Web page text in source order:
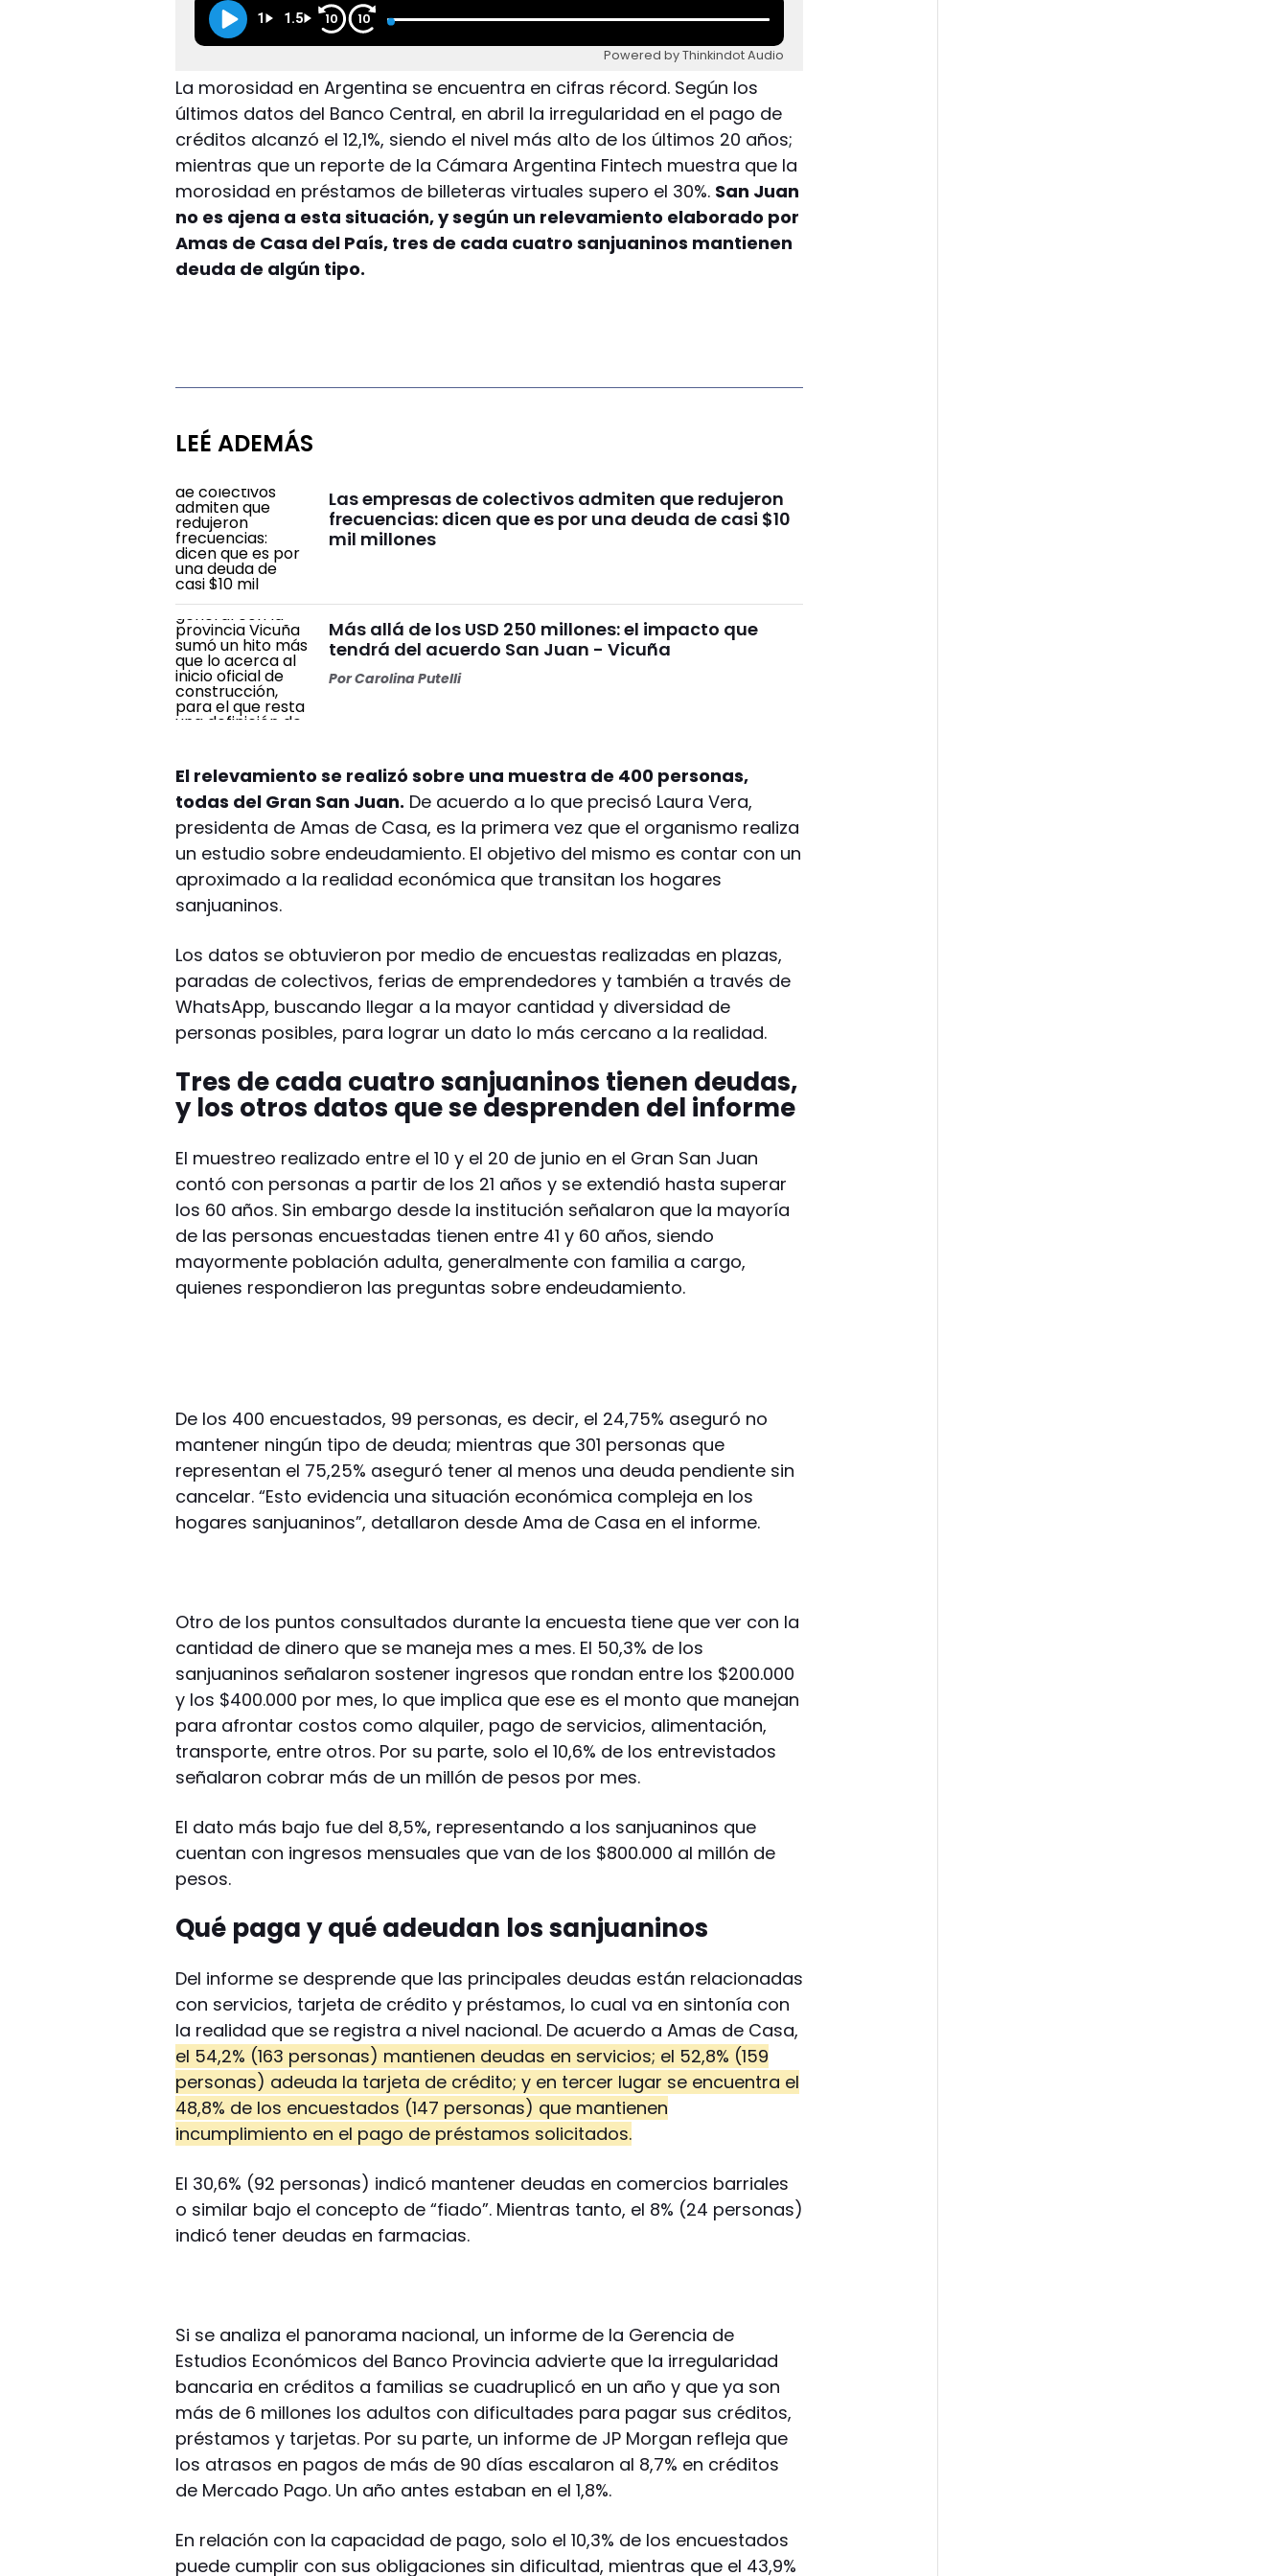
1 1.5 10 10
Powered by Thinkindot Audio
La morosidad en Argentina se encuentra en cifras récord. Según los
últimos datos del Banco Central, en abril la irregularidad en el pago de
créditos alcanzó el 12,1%, siendo el nivel más alto de los últimos 20 años;
mientras que un reporte de la Cámara Argentina Fintech muestra que la
morosidad en préstamos de billeteras virtuales supero el 30%. San Juan
no es ajena a esta situación, y según un relevamiento elaborado por
Amas de Casa del País, tres de cada cuatro sanjuaninos mantienen
deuda de algún tipo.
LEÉ ADEMÁS
Las empresas de colectivos admiten que redujeron
frecuencias: dicen que es por una deuda de casi $10
mil millones
Más allá de los USD 250 millones: el impacto que
tendrá del acuerdo San Juan - Vicuña
PorCarolina Putelli
El relevamiento se realizó sobre una muestra de 400 personas,
todas del Gran San Juan. De acuerdo a lo que precisó Laura Vera,
presidenta de Amas de Casa, es la primera vez que el organismo realiza
un estudio sobre endeudamiento. El objetivo del mismo es contar con un
aproximado a la realidad económica que transitan los hogares
sanjuaninos.
Los datos se obtuvieron por medio de encuestas realizadas en plazas,
paradas de colectivos, ferias de emprendedores y también a través de
WhatsApp, buscando llegar a la mayor cantidad y diversidad de
personas posibles, para lograr un dato lo más cercano a la realidad.
Tres de cada cuatro sanjuaninos tienen deudas,
y los otros datos que se desprenden del informe
El muestreo realizado entre el 10 y el 20 de junio en el Gran San Juan
contó con personas a partir de los 21 años y se extendió hasta superar
los 60 años. Sin embargo desde la institución señalaron que la mayoría
de las personas encuestadas tienen entre 41 y 60 años, siendo
mayormente población adulta, generalmente con familia a cargo,
quienes respondieron las preguntas sobre endeudamiento.
De los 400 encuestados, 99 personas, es decir, el 24,75% aseguró no
mantener ningún tipo de deuda; mientras que 301 personas que
representan el 75,25% aseguró tener al menos una deuda pendiente sin
cancelar. “Esto evidencia una situación económica compleja en los
hogares sanjuaninos”, detallaron desde Ama de Casa en el informe.
Otro de los puntos consultados durante la encuesta tiene que ver con la
cantidad de dinero que se maneja mes a mes. El 50,3% de los
sanjuaninos señalaron sostener ingresos que rondan entre los $200.000
y los $400.000 por mes, lo que implica que ese es el monto que manejan
para afrontar costos como alquiler, pago de servicios, alimentación,
transporte, entre otros. Por su parte, solo el 10,6% de los entrevistados
señalaron cobrar más de un millón de pesos por mes.
El dato más bajo fue del 8,5%, representando a los sanjuaninos que
cuentan con ingresos mensuales que van de los $800.000 al millón de
pesos.
Qué paga y qué adeudan los sanjuaninos
Del informe se desprende que las principales deudas están relacionadas
con servicios, tarjeta de crédito y préstamos, lo cual va en sintonía con
la realidad que se registra a nivel nacional. De acuerdo a Amas de Casa,
el 54,2% (163 personas) mantienen deudas en servicios; el 52,8% (159
personas) adeuda la tarjeta de crédito; y en tercer lugar se encuentra el
48,8% de los encuestados (147 personas) que mantienen
incumplimiento en el pago de préstamos solicitados.
El 30,6% (92 personas) indicó mantener deudas en comercios barriales
o similar bajo el concepto de “fiado”. Mientras tanto, el 8% (24 personas)
indicó tener deudas en farmacias.
Si se analiza el panorama nacional, un informe de la Gerencia de
Estudios Económicos del Banco Provincia advierte que la irregularidad
bancaria en créditos a familias se cuadruplicó en un año y que ya son
más de 6 millones los adultos con dificultades para pagar sus créditos,
préstamos y tarjetas. Por su parte, un informe de JP Morgan refleja que
los atrasos en pagos de más de 90 días escalaron al 8,7% en créditos
de Mercado Pago. Un año antes estaban en el 1,8%.
En relación con la capacidad de pago, solo el 10,3% de los encuestados
puede cumplir con sus obligaciones sin dificultad, mientras que el 43,9%